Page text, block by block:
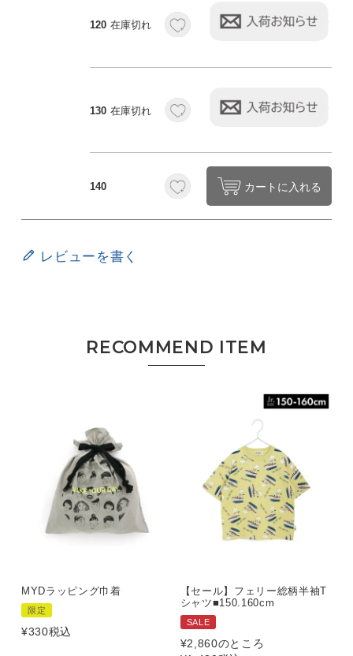
120 在庫切れ
130 在庫切れ
140 カートに入れる
レビューを書く
MYDラッピング巾着
限定
¥330税込
【セール】フェリー総柄半袖T
シャツ■150.160cm
SALE
¥2,860のところ